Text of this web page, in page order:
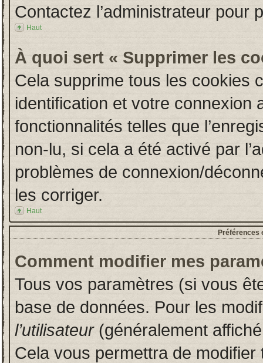
Contactez l’administrateur pour
Haut
À quoi sert « Supprimer les
Cela supprime tous les cookies
identification et votre connexion
fonctionnalités telles que
non-lu, si cela a été activé par
problèmes de connexion/
les corriger.
Haut
Préférences
Comment modifier mes
Tous vos paramètres (si vous
base de données. Pour les
l’utilisateur(généralement
Cela vous permettra de